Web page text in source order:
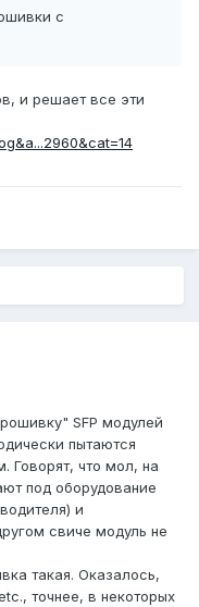
с
и решает все эти
SFP модулей
пытаются
Говорят, что мол, на
под оборудование
и
свиче модуль не
такая. Оказалось,
точнее, в некоторых